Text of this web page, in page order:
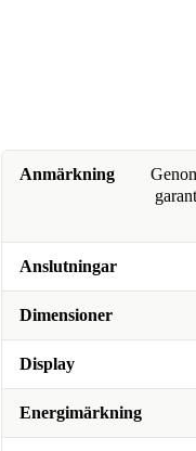
Anmärkning
Anslutningar
Dimensioner
Display
Energimärkning